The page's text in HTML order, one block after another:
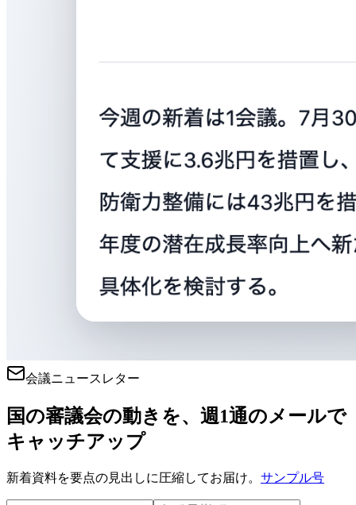
会議ニュースレター
国の審議会の動きを、週1通のメールで
キャッチアップ
新着資料を要点の見出しに圧縮してお届け。 サンプル号